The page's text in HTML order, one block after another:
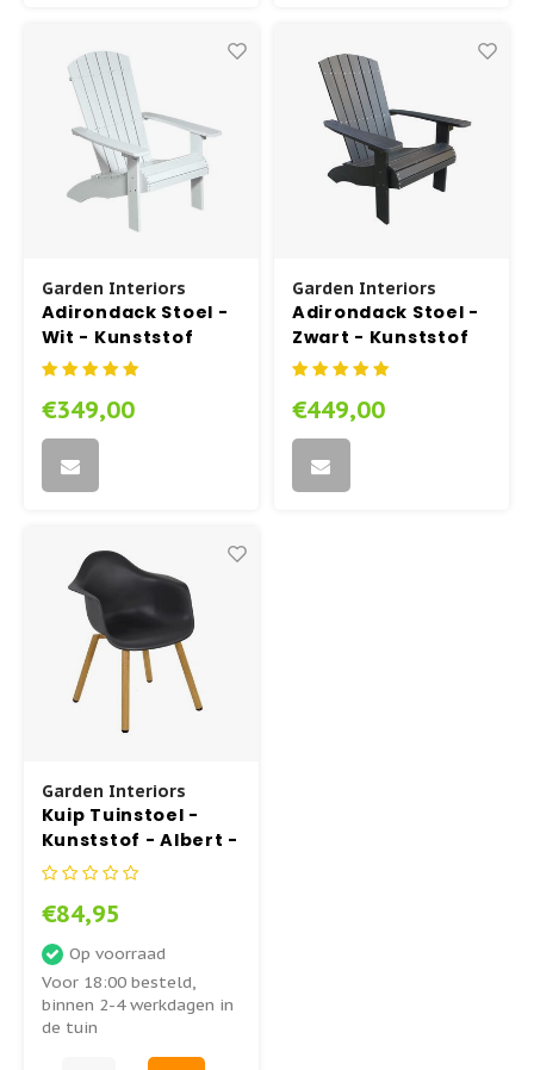
Garden Interiors
Adirondack Stoel -
Wit - Kunststof
Polywood - Garden
€349,00
Garden Interiors
Adirondack Stoel -
Zwart - Kunststof
Polywood - Garden
€449,00
Garden Interiors
Kuip Tuinstoel -
Kunststof - Albert -
Zwart - Garden
€84,95
Op voorraad
Voor 18:00 besteld,
binnen 2-4 werkdagen in
de tuin